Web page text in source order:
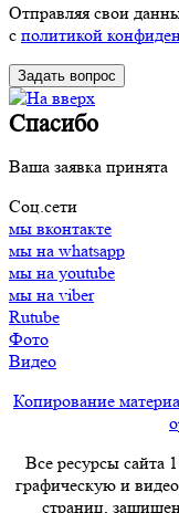
Отправляя свои
с политикой
Спасибо
Ваша заявка принята
Соц.сети
мы вконтакте
мы на whatsapp
мы на youtube
мы на viber
Rutube
Фото
Видео
Копирование
Все ресурсы сайта
графическую и
страниц,